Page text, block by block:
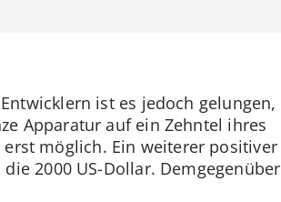
ist es jedoch gelungen,
Apparatur auf ein Zehntel ihres
möglich. Ein weiterer positiver
2000 US-Dollar. Demgegenüber